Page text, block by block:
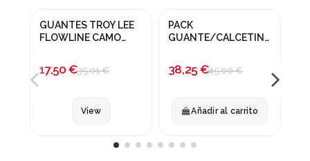
¡En oferta!
GUANTES TROY LEE
FLOWLINE CAMO
17,50 €35,01 €
View
¡En oferta!
PACK
GUANTE/CALCETIN
38,25 €45,00 €
Añadir al carrito